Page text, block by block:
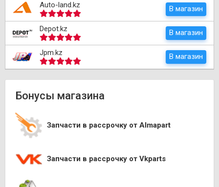
Auto-land.kz В магазин
Depot.kz В магазин
Jpm.kz В магазин
Бонусы магазина
Запчасти в рассрочку от Almapart
Запчасти в рассрочку от Vkparts